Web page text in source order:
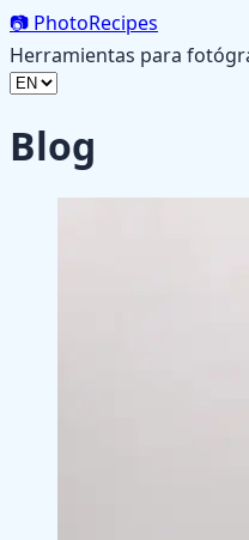
📷 PhotoRecipes
Herramientas para
Blog